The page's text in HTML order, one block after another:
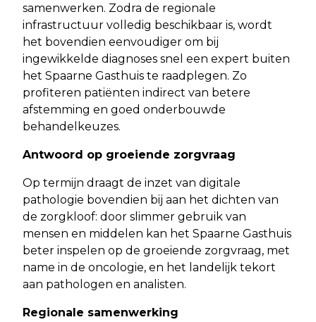
samenwerken. Zodra de regionale
infrastructuur volledig beschikbaar is, wordt
het bovendien eenvoudiger om bij
ingewikkelde diagnoses snel een expert buiten
het Spaarne Gasthuis te raadplegen. Zo
profiteren patiënten indirect van betere
afstemming en goed onderbouwde
behandelkeuzes.
Antwoord op groeiende zorgvraag
Op termijn draagt de inzet van digitale
pathologie bovendien bij aan het dichten van
de zorgkloof: door slimmer gebruik van
mensen en middelen kan het Spaarne Gasthuis
beter inspelen op de groeiende zorgvraag, met
name in de oncologie, en het landelijk tekort
aan pathologen en analisten.
Regionale samenwerking